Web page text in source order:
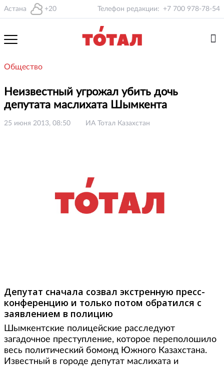
Астана +20 Телефон редакции: +7 700 978-78-54
Общество
Неизвестный угрожал убить дочь
депутата маслихата Шымкента
25 июня 2013, 08:50 ИА Тотал Казахстан
Депутат сначала созвал экстренную пресс-
конференцию и только потом обратился с
заявлением в полицию
Шымкентские полицейские расследуют
загадочное преступление, которое переполошило
весь политический бомонд Южного Казахстана.
Известный в городе депутат маслихата и